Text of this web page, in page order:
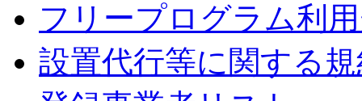
フリープログラム利
設置代行等に関する